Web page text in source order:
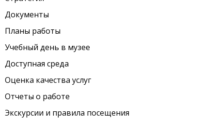
Документы
Планы работы
Учебный день в музее
Доступная среда
Оценка качества услуг
Отчеты о работе
Экскурсии и правила посещения